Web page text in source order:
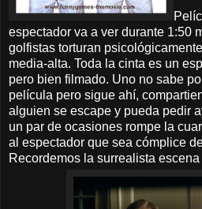
espectador va a ver durante 1:50
golfistas torturan
media-alta. Toda la cinta es un
pero bien filmado. Uno no sabe
película pero sigue ahí,
alguien se escape y pueda pedir
un par de ocasiones rompe la
al espectador que sea cómplice
Recordemos la surrealista